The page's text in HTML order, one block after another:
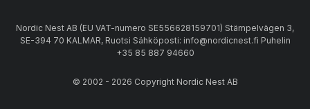
Nordic Nest AB (EU VAT-numero SE556628159701) Stämpelvägen 3,
SE-394 70 KALMAR, Ruotsi Sähköposti: info@nordicnest.fi Puhelin
+35 85 887 94660
© 2002 - 2026 Copyright Nordic Nest AB